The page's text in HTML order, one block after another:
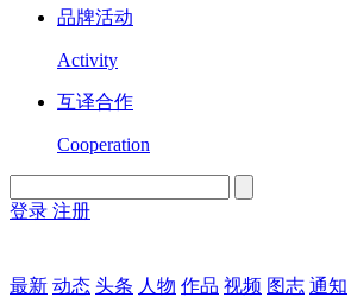
品牌活动
Activity
互译合作
Cooperation
登录 注册
最新 动态 头条 人物 作品 视频 图志 通知